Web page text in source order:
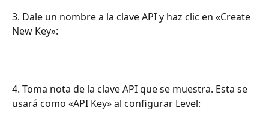
3. Dale un nombre a la clave API y haz clic en «Create
New Key»:
4. Toma nota de la clave API que se muestra. Esta se
usará como «API Key» al configurar Level: